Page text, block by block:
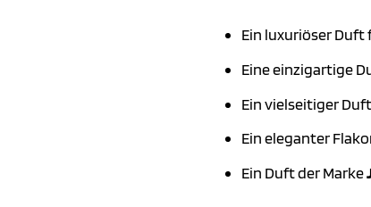
Ein luxuriöser Duft
Eine einzigartige
Ein vielseitiger
Ein eleganter
Ein Duft der Marke